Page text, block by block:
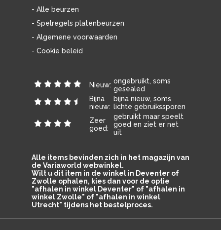
- Alle beurzen
- Spelregels platenbeurzen
- Algemene voorwaarden
- Cookie beleid
Nieuw: ongebruikt, soms
gesealed
Bijna
nieuw:
bijna nieuw, soms
lichte gebruikssporen
Zeer
goed:
gebruikt maar speelt
goed en ziet er net
uit
Alle items bevinden zich in het magazijn van
de Variaworld webwinkel.
Wilt u dit item in de winkel in Deventer of
Zwolle ophalen, kies dan voor de optie
"afhalen in winkel Deventer" of "afhalen in
winkel Zwolle" of "afhalen in winkel
Utrecht" tijdens het bestelproces.